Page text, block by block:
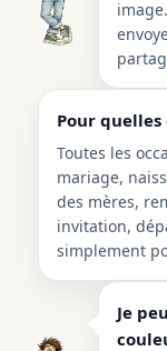
Pour quelles
Toutes les
mariage,
des mères,
invitation,
simplement
Je